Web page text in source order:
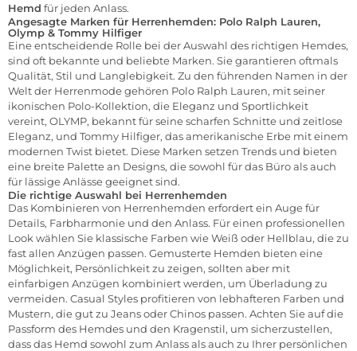
Hemd für jeden Anlass.
Angesagte Marken für Herrenhemden: Polo Ralph Lauren,
Olymp & Tommy Hilfiger
Eine entscheidende Rolle bei der Auswahl des richtigen Hemdes,
sind oft bekannte und beliebte Marken. Sie garantieren oftmals
Qualität, Stil und Langlebigkeit. Zu den führenden Namen in der
Welt der Herrenmode gehören Polo Ralph Lauren, mit seiner
ikonischen Polo-Kollektion, die Eleganz und Sportlichkeit
vereint, OLYMP, bekannt für seine scharfen Schnitte und zeitlose
Eleganz, und Tommy Hilfiger, das amerikanische Erbe mit einem
modernen Twist bietet. Diese Marken setzen Trends und bieten
eine breite Palette an Designs, die sowohl für das Büro als auch
für lässige Anlässe geeignet sind.
Die richtige Auswahl bei Herrenhemden
Das Kombinieren von Herrenhemden erfordert ein Auge für
Details, Farbharmonie und den Anlass. Für einen professionellen
Look wählen Sie klassische Farben wie Weiß oder Hellblau, die zu
fast allen Anzügen passen. Gemusterte Hemden bieten eine
Möglichkeit, Persönlichkeit zu zeigen, sollten aber mit
einfarbigen Anzügen kombiniert werden, um Überladung zu
vermeiden. Casual Styles profitieren von lebhafteren Farben und
Mustern, die gut zu Jeans oder Chinos passen. Achten Sie auf die
Passform des Hemdes und den Kragenstil, um sicherzustellen,
dass das Hemd sowohl zum Anlass als auch zu Ihrer persönlichen